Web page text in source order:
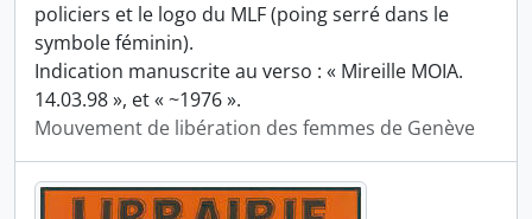
policiers et le logo du MLF (poing serré dans le
symbole féminin).
Indication manuscrite au verso : « Mireille MOIA.
14.03.98 », et « ~1976 ».
Mouvement de libération des femmes de Genève